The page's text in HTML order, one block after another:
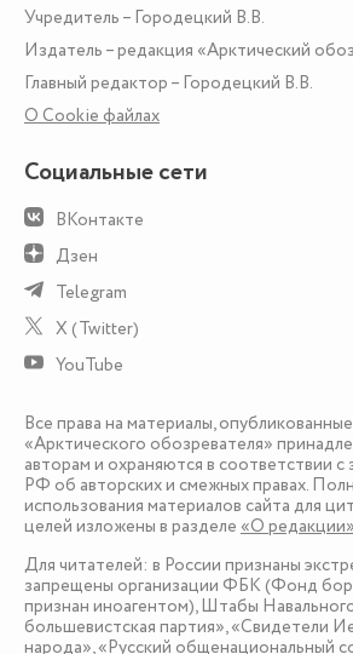
Учредитель – Городецкий В.В.
Издатель – редакция «Арктический
Главный редактор – Городецкий В.В.
О Сookie файлах
Социальные сети
ВКонтакте
Дзен
Telegram
X (Twitter)
YouTube
Все права на материалы,
«Арктического обозревателя»
авторам и охраняются в соответствии
РФ об авторских и смежных правах.
использования материалов сайта для
целей изложены в разделе «О редакции»
Для читателей: в России признаны
запрещены организации ФБК (Фонд
признан иноагентом), Штабы
большевистская партия», «Свидетели
народа», «Русский общенациональный